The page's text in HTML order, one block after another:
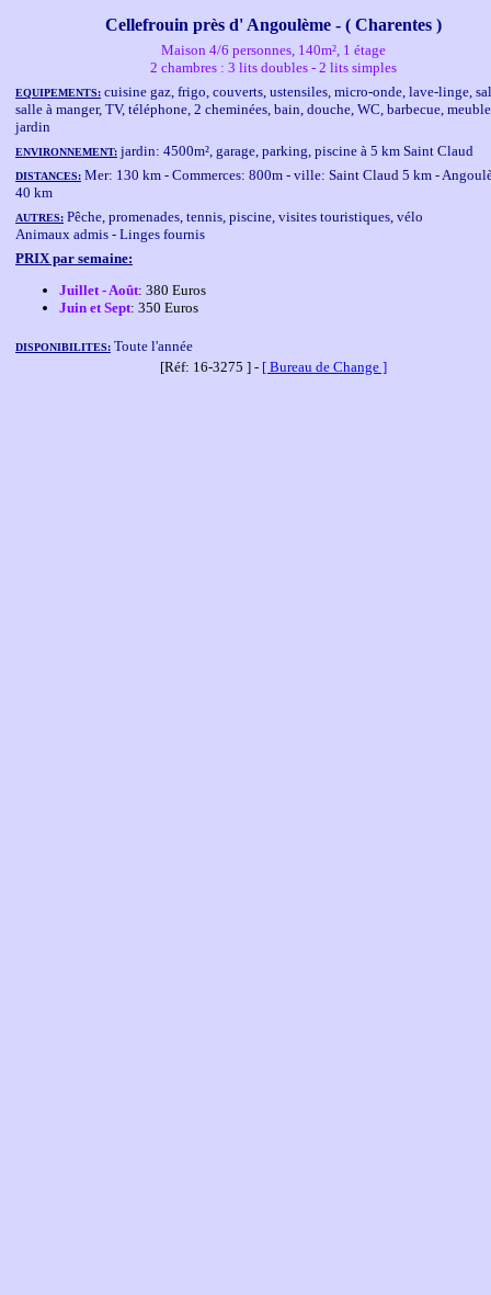
Cellefrouin près d' Angoulème - ( Charentes )
Maison 4/6 personnes, 140m², 1 étage
2 chambres : 3 lits doubles - 2 lits simples
EQUIPEMENTS: cuisine gaz, frigo, couverts, ustensiles, micro-onde, lave-linge,
salle à manger, TV, téléphone, 2 cheminées, bain, douche, WC, barbecue,
jardin
ENVIRONNEMENT: jardin: 4500m², garage, parking, piscine à 5 km Saint Claud
DISTANCES: Mer: 130 km - Commerces: 800m - ville: Saint Claud 5 km -
40 km
AUTRES: Pêche, promenades, tennis, piscine, visites touristiques, vélo
Animaux admis - Linges fournis
PRIX par semaine:
Juillet - Août: 380 Euros
Juin et Sept: 350 Euros
DISPONIBILITES: Toute l'année
[Réf: 16-3275 ] - [ Bureau de Change ]